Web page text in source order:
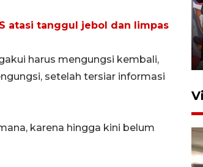
atasi tanggul jebol dan limpas
harus mengungsi kembali,
setelah tersiar informasi
karena hingga kini belum
Turnamen Sepak
Juli 2026 21:36